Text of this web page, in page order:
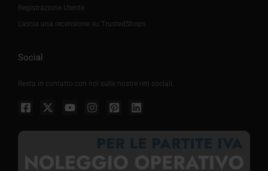
Registrazione Utente
Lascia una recensione su TrustedShops
Social
Resta in contatto con noi sulle nostre reti sociali.